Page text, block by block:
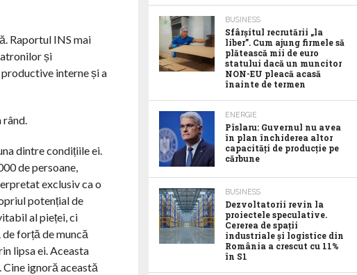
Raportul INS mai
și
interne și a
rând.
dintre condițiile ei.
de persoane,
exclusiv ca o
potențial de
al pieței, ci
forță de muncă
lipsa ei. Aceasta
ignoră această
BUSINESS
Sfârșitul recrutării „la
liber”. Cum ajung firmele să
plătească mii de euro
statului dacă un muncitor
NON-EU pleacă acasă
înainte de termen
ENERGIE
Pîslaru: Guvernul nu avea
în plan închiderea altor
capacități de producție pe
cărbune
BUSINESS
Dezvoltatorii revin la
proiectele speculative.
Cererea de spații
industriale și logistice din
România a crescut cu 11%
în S1